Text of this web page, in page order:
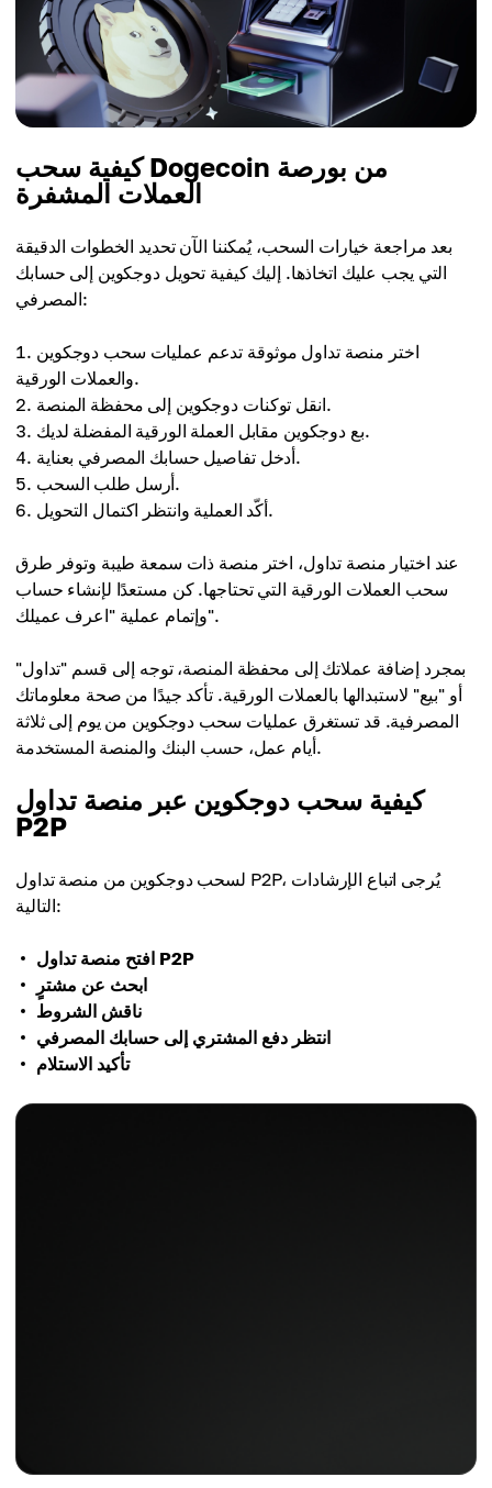
كيفية سحب Dogecoin من بورصة
العملات المشفرة
بعد مراجعة خيارات السحب، يُمكننا الآن تحديد الخطوات الدقيقة
التي يجب عليك اتخاذها. إليك كيفية تحويل دوجكوين إلى حسابك
المصرفي:
اختر منصة تداول موثوقة تدعم عمليات سحب دوجكوين
والعملات الورقية.
انقل توكنات دوجكوين إلى محفظة المنصة.
بع دوجكوين مقابل العملة الورقية المفضلة لديك.
أدخل تفاصيل حسابك المصرفي بعناية.
أرسل طلب السحب.
أكّد العملية وانتظر اكتمال التحويل.
عند اختيار منصة تداول، اختر منصة ذات سمعة طيبة وتوفر طرق
سحب العملات الورقية التي تحتاجها. كن مستعدًا لإنشاء حساب
وإتمام عملية "اعرف عميلك".
بمجرد إضافة عملاتك إلى محفظة المنصة، توجه إلى قسم "تداول"
أو "بيع" لاستبدالها بالعملات الورقية. تأكد جيدًا من صحة معلوماتك
المصرفية. قد تستغرق عمليات سحب دوجكوين من يوم إلى ثلاثة
أيام عمل، حسب البنك والمنصة المستخدمة.
كيفية سحب دوجكوين عبر منصة تداول
P2P
لسحب دوجكوين من منصة تداول P2P، يُرجى اتباع الإرشادات
التالية:
افتح منصة تداول P2P
ابحث عن مشترٍ
ناقش الشروط
انتظر دفع المشتري إلى حسابك المصرفي
تأكيد الاستلام